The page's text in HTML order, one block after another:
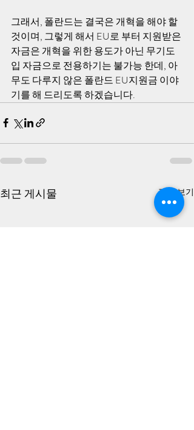
그래서, 폴란드는 결국은 개혁을 해야 할
것이며, 그렇게 해서 EU로 부터 지원받은
자금은 개혁을 위한 용도가 아닌 무기도
입 자금으로 전용하기는 불가능 한데, 아
무도 다루지 않은 폴란드 EU지원금 이야
기를 해 드리도록 하겠습니다.
최근 게시물 전체 보기